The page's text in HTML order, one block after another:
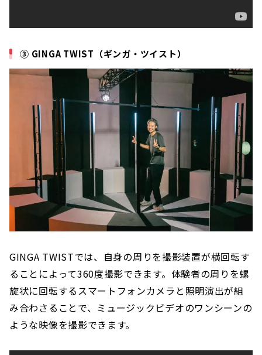
③ GINGA TWIST（ギンガ・ツイスト）
GINGA TWISTでは、自身の周りを撮影装置が横回転す
ることによって360度撮影できます。体験者の周りを螺
旋状に回転するスマートフォンカメラと照明演出が組
み合わさることで、ミュージックビデオのワンシーンの
ような映像を撮影できます。